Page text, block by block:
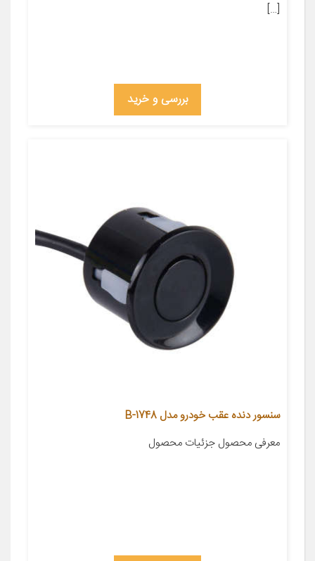
[…]
بررسی و خرید
سنسور دنده عقب خودرو مدل 1748-B
معرفی محصول جزئیات محصول